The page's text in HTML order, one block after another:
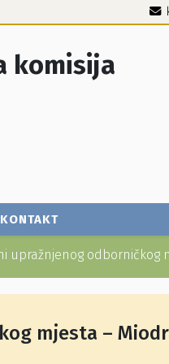
komisija
KONTAKT
upražnjenog odborničkog
mjesta –